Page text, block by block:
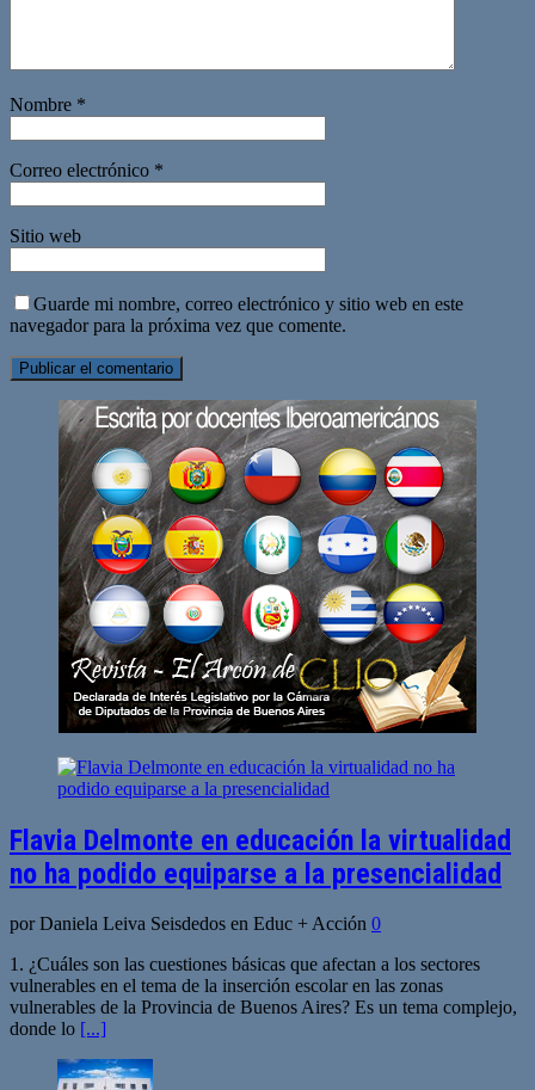
Nombre *
Correo electrónico *
Sitio web
Guarde mi nombre, correo electrónico y sitio web en este
navegador para la próxima vez que comente.
Flavia Delmonte en educación la virtualidad
no ha podido equiparse a la presencialidad
por Daniela Leiva Seisdedos en Educ + Acción 0
1. ¿Cuáles son las cuestiones básicas que afectan a los sectores
vulnerables en el tema de la inserción escolar en las zonas
vulnerables de la Provincia de Buenos Aires? Es un tema complejo,
donde lo [...]